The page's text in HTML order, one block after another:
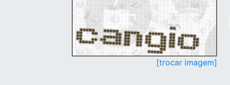
[trocar imagem]